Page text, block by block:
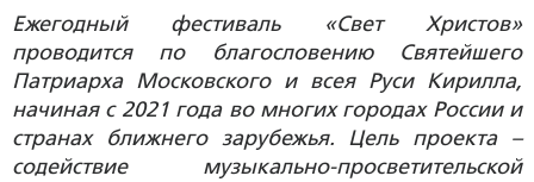
Ежегодный фестиваль «Свет Христов»
проводится по благословению Святейшего
Патриарха Московского и всея Руси Кирилла,
начиная с 2021 года во многих городах России и
странах ближнего зарубежья. Цель проекта –
содействие музыкально-просветительской